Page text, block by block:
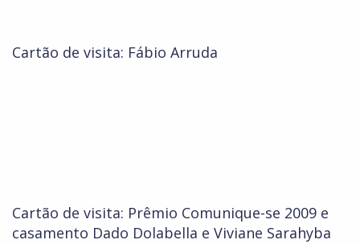
Cartão de visita: Fábio Arruda
Cartão de visita: Prêmio Comunique-se 2009 e
casamento Dado Dolabella e Viviane Sarahyba